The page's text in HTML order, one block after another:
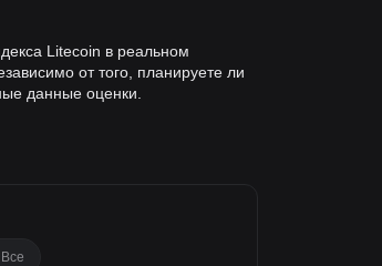
Litecoin в реальном
от того, планируете ли
данные оценки.
Все